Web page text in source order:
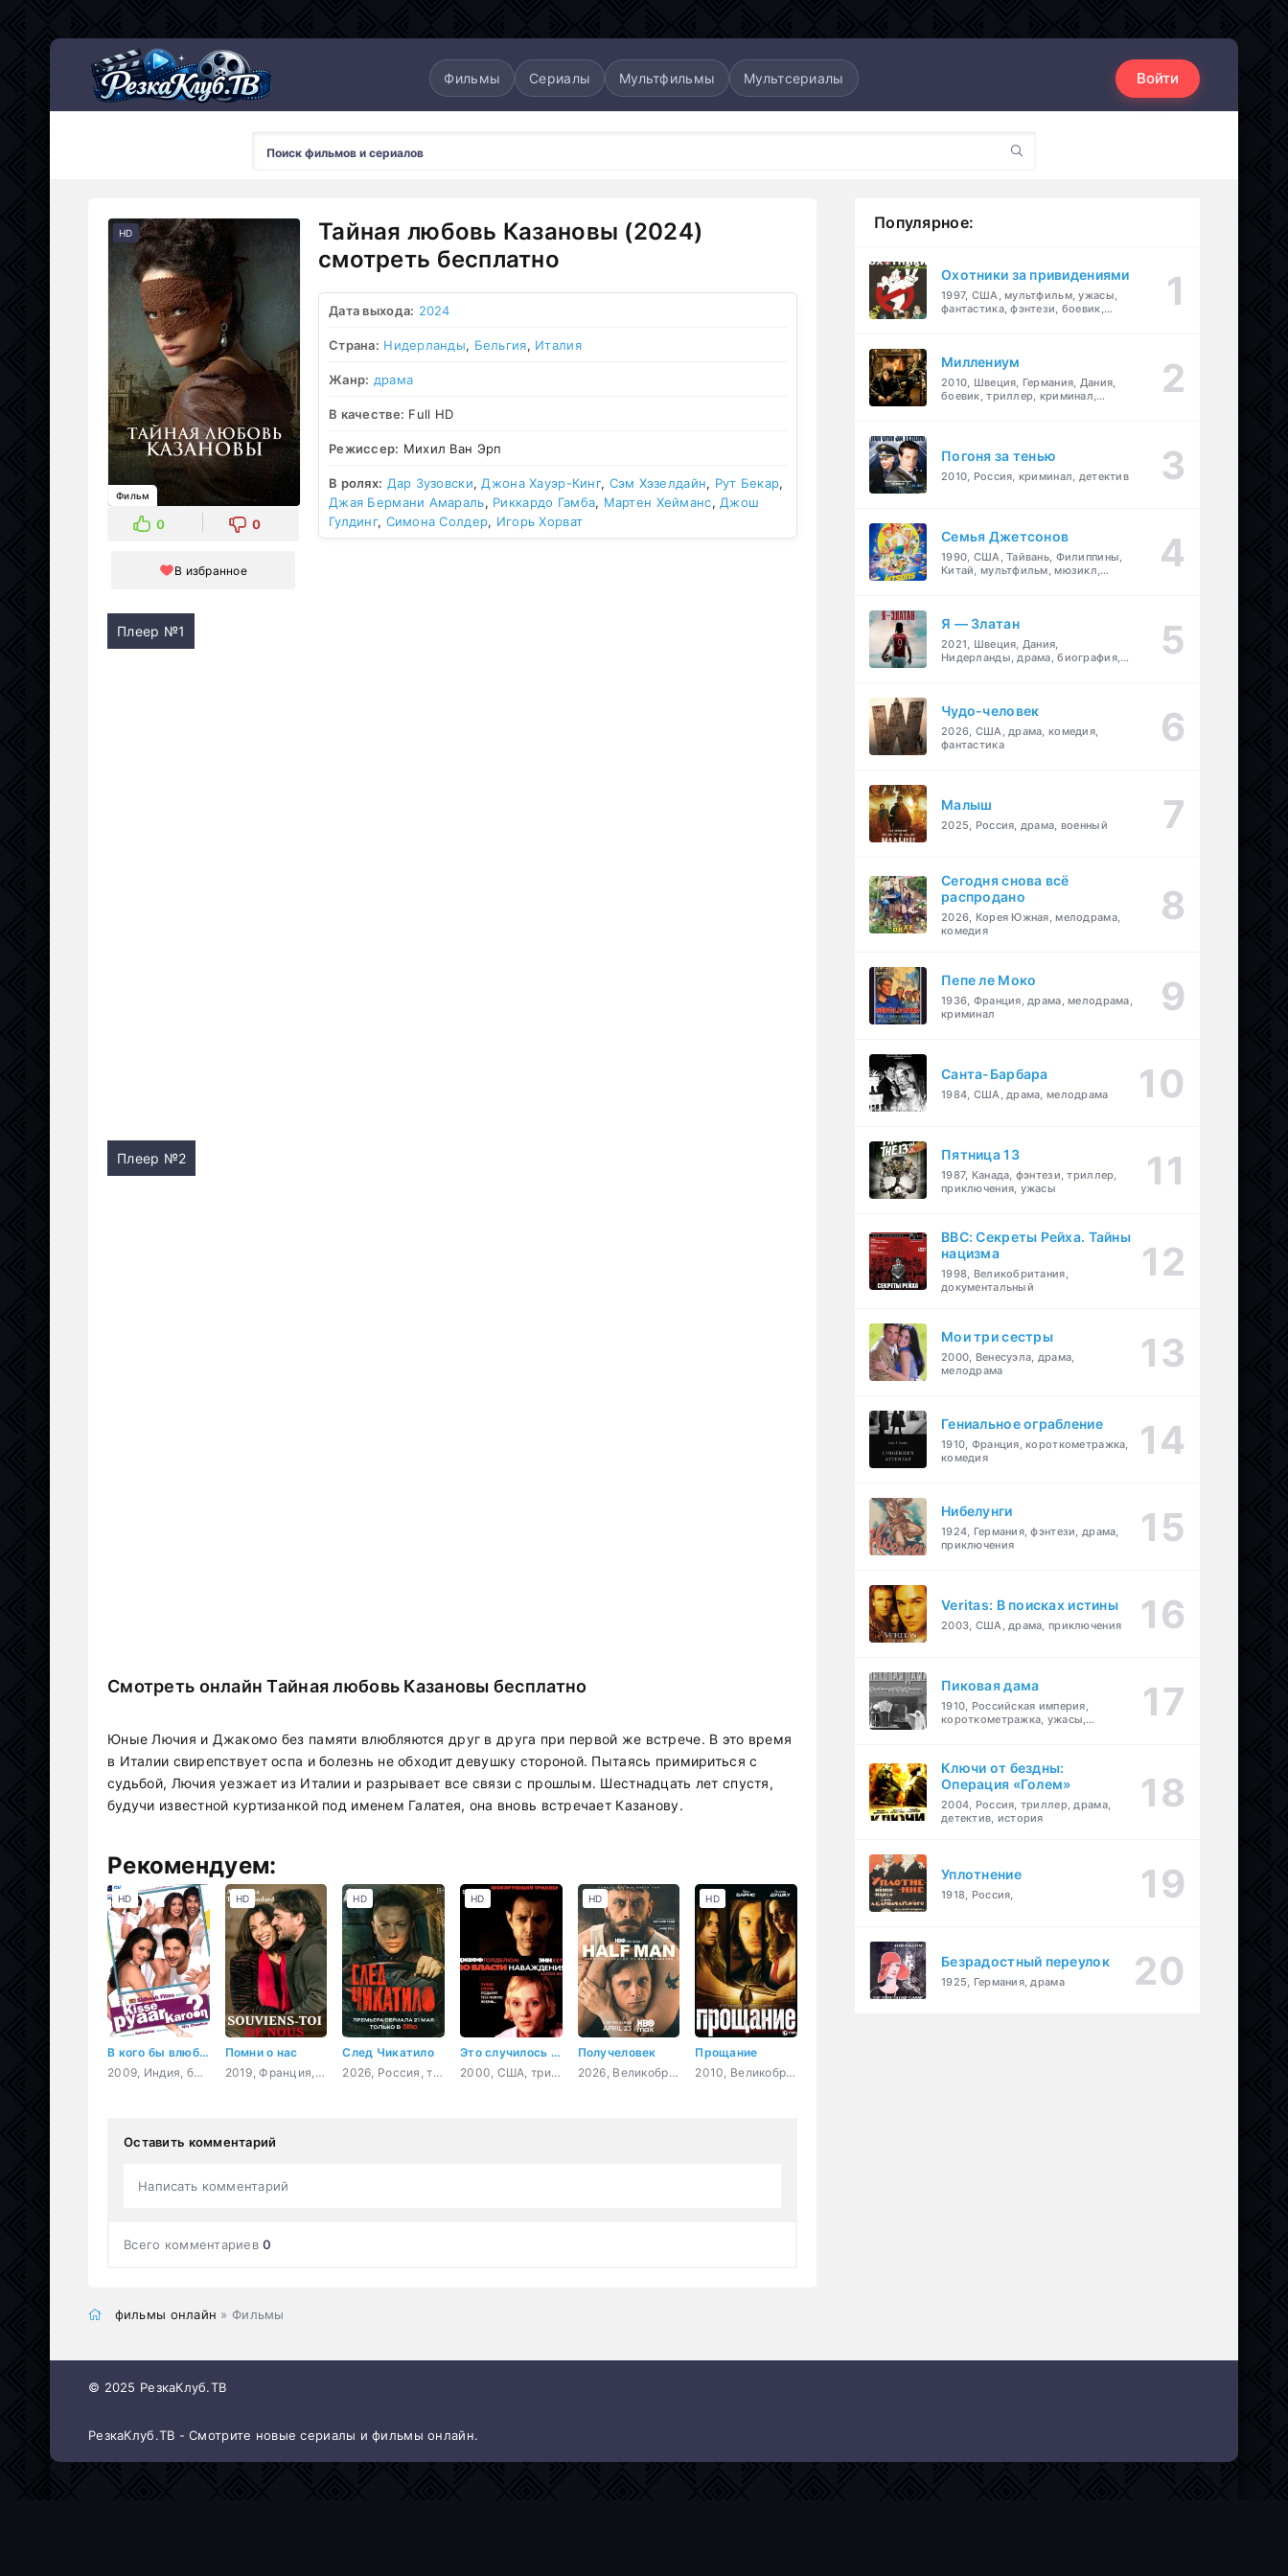
Фильмы Сериалы Мультфильмы Мультсериалы Войти
HD
Фильм
0 0
В избранное
Тайная любовь Казановы (2024)
смотреть бесплатно
Дата выхода: 2024
Страна: Нидерланды, Бельгия, Италия
Жанр: драма
В качестве: Full HD
Режиссер: Михил Ван Эрп
В ролях: Дар Зузовски, Джона Хауэр-Кинг, Сэм Хэзелдайн, Рут Бекар,
Джая Бермани Амараль, Риккардо Гамба, Мартен Хейманс, Джош
Гулдинг, Симона Солдер, Игорь Хорват
Плеер №1
Плеер №2
Смотреть онлайн Тайная любовь Казановы бесплатно
Юные Лючия и Джакомо без памяти влюбляются друг в друга при первой же встрече. В это время
в Италии свирепствует оспа и болезнь не обходит девушку стороной. Пытаясь примириться с
судьбой, Лючия уезжает из Италии и разрывает все связи с прошлым. Шестнадцать лет спустя,
будучи известной куртизанкой под именем Галатея, она вновь встречает Казанову.
Рекомендуем:
В кого бы влюбиться?
2009, Индия, боевик, драма, мелодрама, комедия, криминал
HD
Помни о нас
2019, Франция, драма
HD
След Чикатило
2026, Россия, триллер, детектив, драма
HD
Это случилось при свете дня
2000, США, триллер, драма, мелодрама, детектив
HD
Получеловек
2026, Великобритания, США, драма
HD
Прощание
2010, Великобритания, триллер, драма
HD
Оставить комментарий
Написать комментарий
Всего комментариев0
фильмы онлайн » Фильмы
Популярное:
Охотники за привидениями
1997, США, мультфильм, ужасы,
фантастика, фэнтези, боевик,
Миллениум
2010, Швеция, Германия, Дания,
боевик, триллер, криминал,
Погоня за тенью
2010, Россия, криминал, детектив
Семья Джетсонов
1990, США, Тайвань, Филиппины,
Китай, мультфильм, мюзикл,
Я — Златан
2021, Швеция, Дания,
Нидерланды, драма, биография,
Чудо-человек
2026, США, драма, комедия,
фантастика
Малыш
2025, Россия, драма, военный
Сегодня снова всё
распродано
2026, Корея Южная, мелодрама,
комедия
Пепе ле Моко
1936, Франция, драма, мелодрама,
криминал
Санта-Барбара
1984, США, драма, мелодрама
Пятница 13
1987, Канада, фэнтези, триллер,
приключения, ужасы
BBC: Секреты Рейха. Тайны
нацизма
1998, Великобритания,
документальный
Мои три сестры
2000, Венесуэла, драма,
мелодрама
Гениальное ограбление
1910, Франция, короткометражка,
комедия
Нибелунги
1924, Германия, фэнтези, драма,
приключения
Veritas: В поисках истины
2003, США, драма, приключения
Пиковая дама
1910, Российская империя,
короткометражка, ужасы,
Ключи от бездны:
Операция «Голем»
2004, Россия, триллер, драма,
детектив, история
Уплотнение
1918, Россия,
Безрадостный переулок
1925, Германия, драма
© 2025 РезкаКлуб.ТВ
РезкаКлуб.ТВ - Смотрите новые сериалы и фильмы онлайн.
Мультсериалы